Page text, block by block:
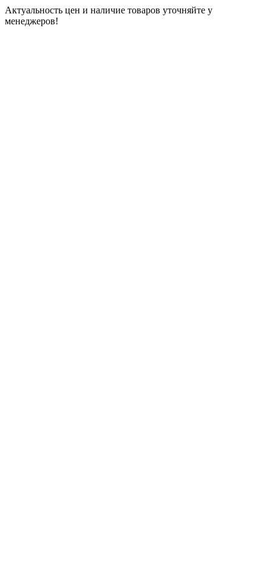
Актуальность цен и наличие товаров уточняйте у
менеджеров!